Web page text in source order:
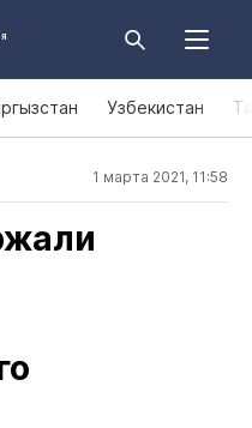
Узбекистан
1 марта 2021, 11:58